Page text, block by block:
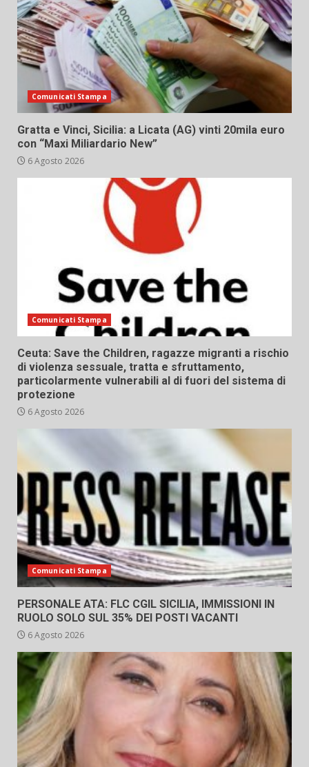
Comunicati Stampa
Gratta e Vinci, Sicilia: a Licata (AG) vinti 20mila euro
con “Maxi Miliardario New”
6 Agosto 2026
Comunicati Stampa
Ceuta: Save the Children, ragazze migranti a rischio
di violenza sessuale, tratta e sfruttamento,
particolarmente vulnerabili al di fuori del sistema di
protezione
6 Agosto 2026
Comunicati Stampa
PERSONALE ATA: FLC CGIL SICILIA, IMMISSIONI IN
RUOLO SOLO SUL 35% DEI POSTI VACANTI
6 Agosto 2026